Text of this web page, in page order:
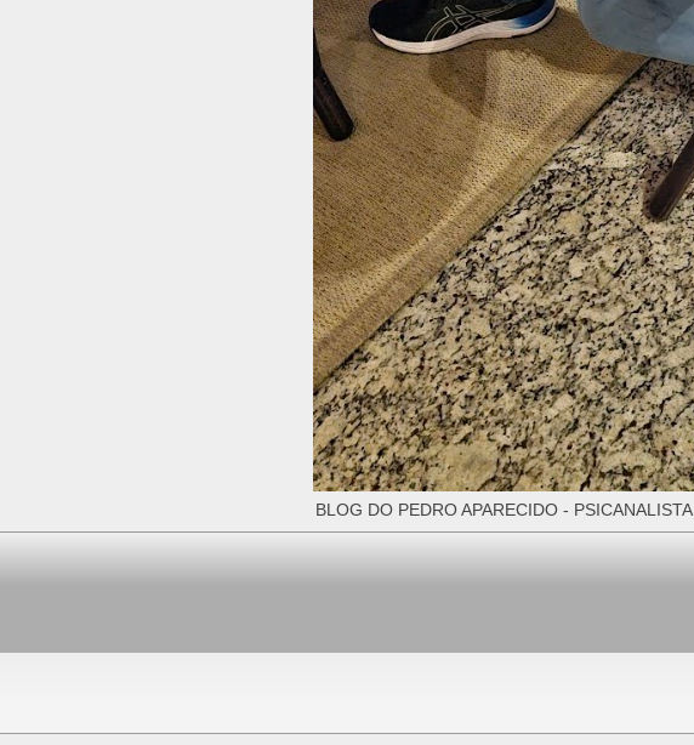
BLOG DO PEDRO APARECIDO - PSICANALISTA